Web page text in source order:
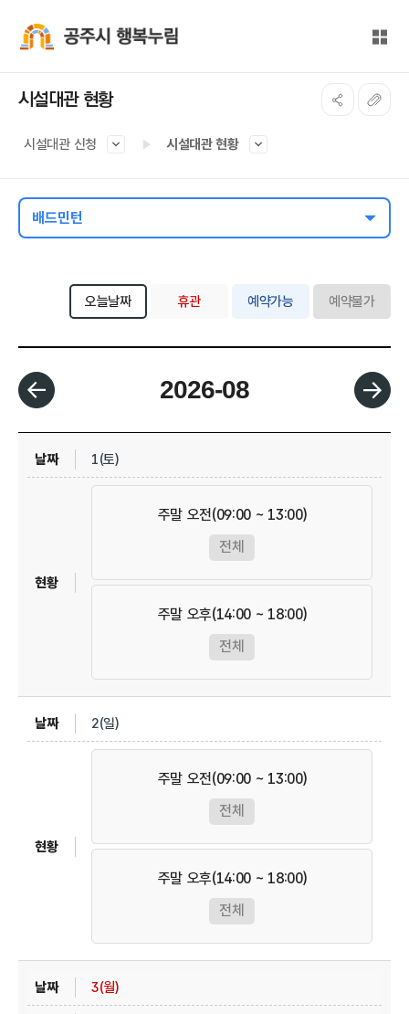
전체
시설대관 현황
시설대관 신청 시설대관 현황
배드민턴
오늘날짜 휴관 예약가능 예약불가
월 선택
1(토)
주말 오전(09:00 ~ 13:00)
전체
주말 오후(14:00 ~ 18:00)
전체
2(일)
주말 오전(09:00 ~ 13:00)
전체
주말 오후(14:00 ~ 18:00)
전체
3(월)